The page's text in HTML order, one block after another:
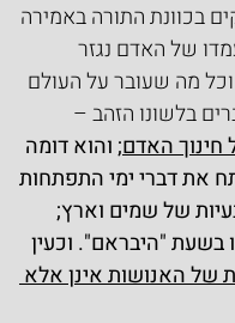
בכוונת התורה באמירה
של האדם נגזר
מה שעובר על העולם
בלשונו הזהב –
האדם; והוא דומה
את דברי ימי התפתחות
של שמים וארץ;
בשעת "היבראם". וכעין
של האנושות אינן אלא